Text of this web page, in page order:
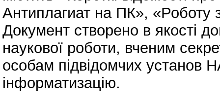
Антиплагиат на ПК», «Роботу
Документ створено в якості
наукової роботи, вченим
особам підвідомчих установ
інформатизацію.